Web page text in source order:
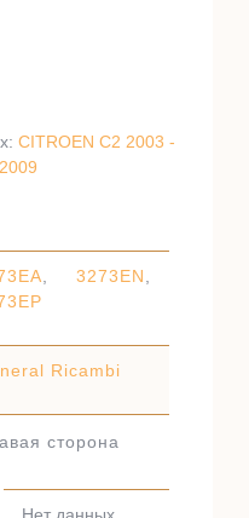
CITROEN C2 2003 -
3273EN
Ricambi
сторона